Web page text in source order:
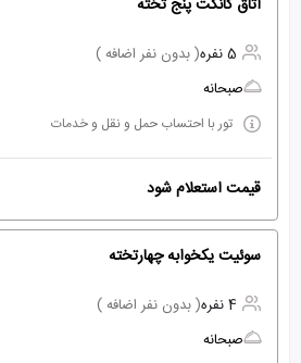
اتاق کانکت پنج تخته
5 نفره
( بدون نفر اضافه )
صبحانه
تور با احتساب حمل و نقل و خدمات
قیمت استعلام شود
سوئیت یکخوابه چهارتخته
4 نفره
( بدون نفر اضافه )
صبحانه